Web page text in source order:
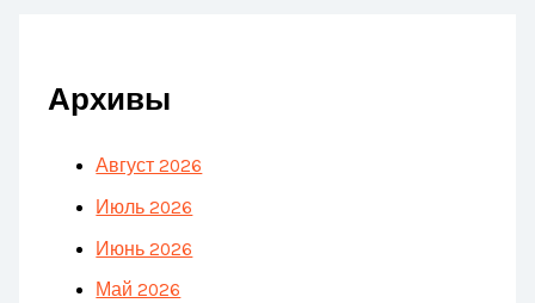
Архивы
Август 2026
Июль 2026
Июнь 2026
Май 2026